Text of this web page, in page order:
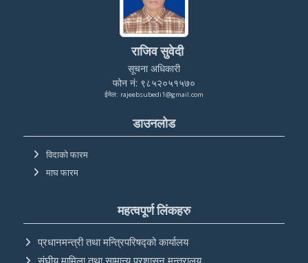
राजिव सुवेदी
सूचना अधिकारी
फोन नं: ९८५२०५१५७०
ईमेल: rajeebsubedi1@gmail.com
डाउनलोड
विदाको फारम
माघ फारम
महत्वपूर्ण लिंकहरु
प्रधानमन्त्री तथा मन्त्रिपरिषद्को कार्यालय
संघीय मामिला तथा सामान्य प्रशासन मन्त्रालय